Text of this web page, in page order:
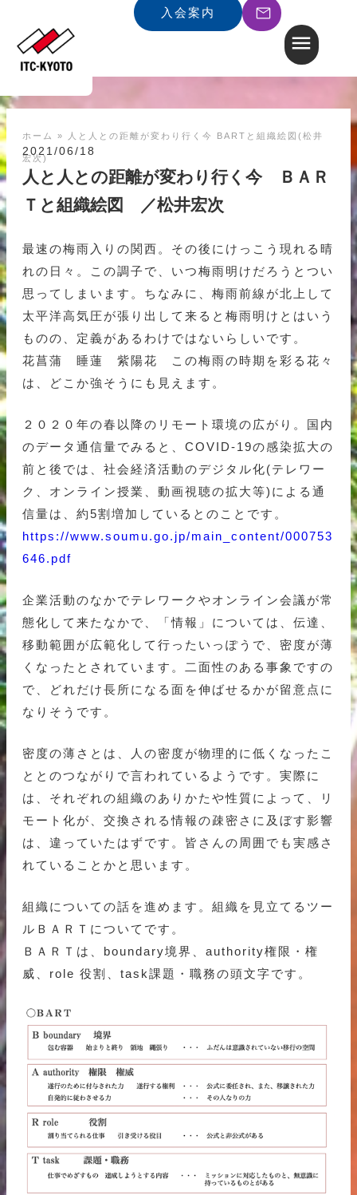
入会案内
ホーム » 人と人との距離が変わり行く今 BARTと組織絵図(松井
宏次)
2021/06/18
人と人との距離が変わり行く今 ＢＡＲ
Ｔと組織絵図 ／松井宏次
最速の梅雨入りの関西。その後にけっこう現れる晴
れの日々。この調子で、いつ梅雨明けだろうとつい
思ってしまいます。ちなみに、梅雨前線が北上して
太平洋高気圧が張り出して来ると梅雨明けとはいう
ものの、定義があるわけではないらしいです。
花菖蒲 睡蓮 紫陽花 この梅雨の時期を彩る花々
は、どこか強そうにも見えます。
２０２０年の春以降のリモート環境の広がり。国内
のデータ通信量でみると、COVID-19の感染拡大の
前と後では、社会経済活動のデジタル化(テレワー
ク、オンライン授業、動画視聴の拡大等)による通
信量は、約5割増加しているとのことです。
https://www.soumu.go.jp/main_content/000753
646.pdf
企業活動のなかでテレワークやオンライン会議が常
態化して来たなかで、「情報」については、伝達、
移動範囲が広範化して行ったいっぽうで、密度が薄
くなったとされています。二面性のある事象ですの
で、どれだけ長所になる面を伸ばせるかが留意点に
なりそうです。
密度の薄さとは、人の密度が物理的に低くなったこ
ととのつながりで言われているようです。実際に
は、それぞれの組織のありかたや性質によって、リ
モート化が、交換される情報の疎密さに及ぼす影響
は、違っていたはずです。皆さんの周囲でも実感さ
れていることかと思います。
組織についての話を進めます。組織を見立てるツー
ルＢＡＲＴについてです。
ＢＡＲＴは、boundary境界、authority権限・権
威、role 役割、task課題・職務の頭文字です。